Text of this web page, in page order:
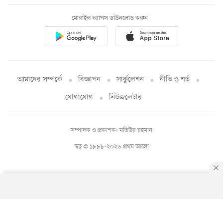
মোবাইল অ্যাপস ডাউনলোড করুন
আমাদের সম্পর্কে বিজ্ঞাপন সার্কুলেশন
নীতি ও শর্ত
যোগাযোগ
নিউজলেটার
স্বত্ব © ১৯৯৮-২০২৬ প্রথম আলো
সম্পাদক ও প্রকাশক: মতিউর রহমান